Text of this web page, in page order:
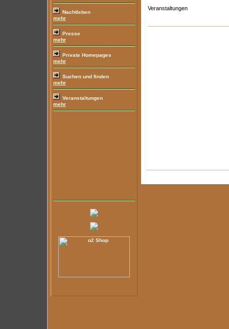
Nachtleben
mehr
Presse
mehr
Private Homepages
mehr
Suchen und finden
mehr
Veranstaltungen
mehr
Veranstaltungen